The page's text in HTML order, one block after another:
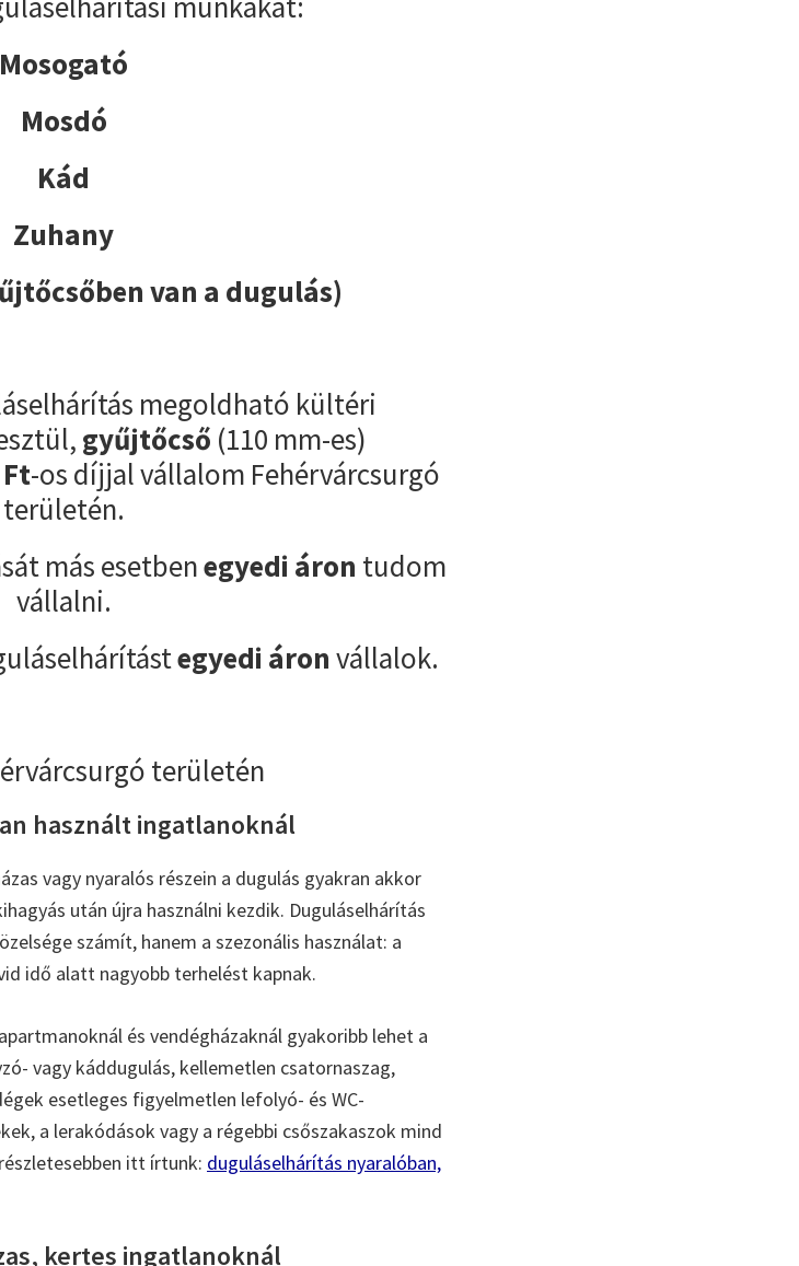
Mosogató
Mosdó
Kád
Zuhany
van a dugulás)
megoldható kültéri
gyűjtőcső (110 mm-es)
Ft-os díjjal vállalom Fehérvárcsurgó
területén.
más esetbenegyedi áron tudom
vállalni.
egyedi áron vállalok.
területén
használt ingatlanoknál
vagy nyaralós részein a dugulás gyakran akkor
után újra használni kezdik. Duguláselhárítás
számít, hanem a szezonális használat: a
idő alatt nagyobb terhelést kapnak.
és vendégházaknál gyakoribb lehet a
vagy káddugulás, kellemetlen csatornaszag,
esetleges figyelmetlen lefolyó- és WC-
a lerakódások vagy a régebbi csőszakaszok mind
itt írtunk: duguláselhárítás nyaralóban,
kertes ingatlanoknál